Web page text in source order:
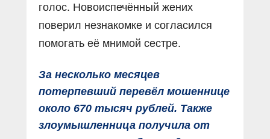
голос. Новоиспечённый жених
поверил незнакомке и согласился
помогать её мнимой сестре.
За несколько месяцев
потерпевший перевёл мошеннице
около 670 тысяч рублей. Также
злоумышленница получила от